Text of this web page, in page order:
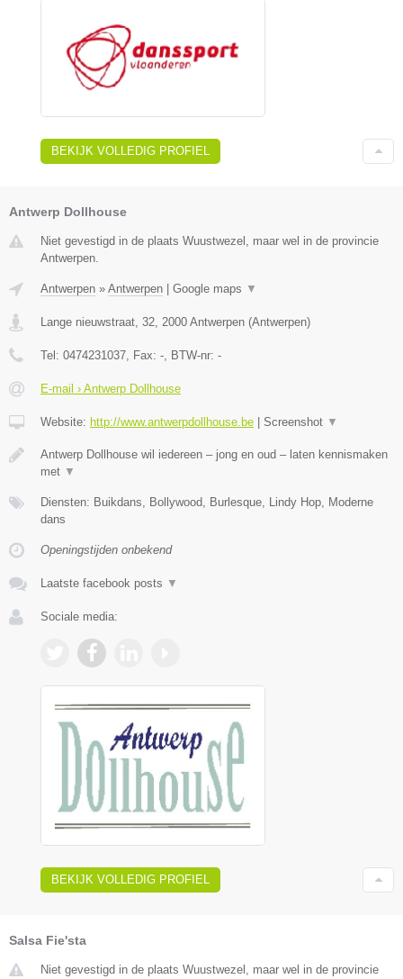
BEKIJK VOLLEDIG PROFIEL
Antwerp Dollhouse
Niet gevestigd in de plaats Wuustwezel, maar wel in de provincie
Antwerpen.
Antwerpen » Antwerpen Google maps ▼
Lange nieuwstraat, 32 2000 Antwerpen (Antwerpen)
Tel: 0474231037 , Fax: - , BTW-nr: -
E-mail › Antwerp Dollhouse
Website: http://www.antwerpdollhouse.be Screenshot ▼
Antwerp Dollhouse wil iedereen – jong en oud – laten kennismaken
met ▼
Diensten: Buikdans, Bollywood, Burlesque, Lindy Hop, Moderne
dans
Openingstijden onbekend
Laatste facebook posts ▼
Sociale media:
BEKIJK VOLLEDIG PROFIEL
Salsa Fie'sta
Niet gevestigd in de plaats Wuustwezel, maar wel in de provincie